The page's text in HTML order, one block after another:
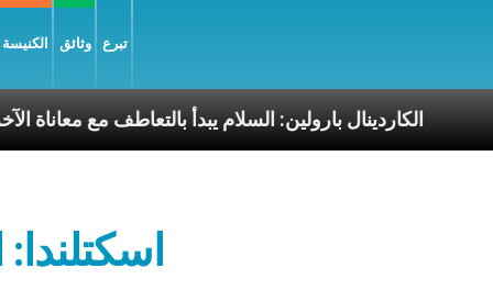
وثائق تبرع
الكاردينال بارولين: السلام يبدأ بالتعاطف الرسوليّة